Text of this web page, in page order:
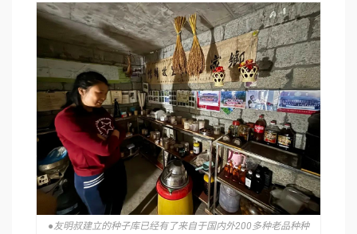
●友明叔建立的种子库已经有了来自于国内外200多种老品种种